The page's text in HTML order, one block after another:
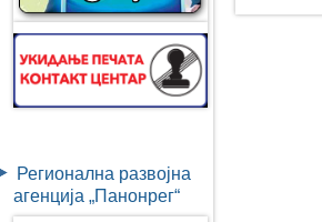
Регионална развојна
агенција „Панонрег“